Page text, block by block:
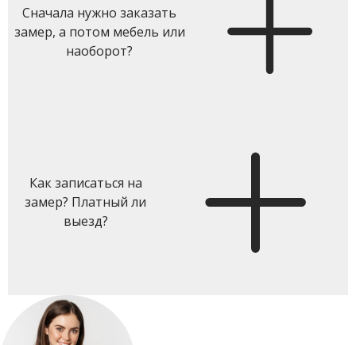
Сначала нужно заказать
замер, а потом мебель или
наоборот?
Как записаться на
замер? Платный ли
выезд?